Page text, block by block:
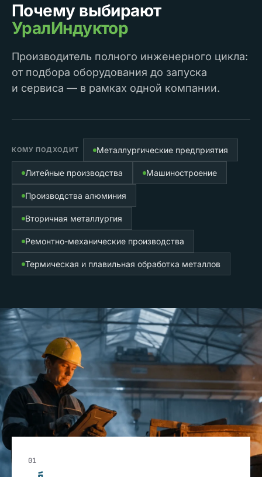
Почему выбирают
УралИндуктор
Производитель полного инженерного цикла:
от подбора оборудования до запуска
и сервиса — в рамках одной компании.
КОМУ ПОДХОДИТ Металлургические предприятия
Литейные производства Машиностроение
Производства алюминия
Вторичная металлургия
Ремонтно-механические производства
Термическая и плавильная обработка металлов
01